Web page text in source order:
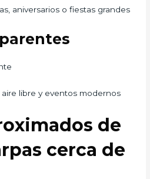
aniversarios o fiestas grandes
aire libre y eventos modernos
de
cerca de